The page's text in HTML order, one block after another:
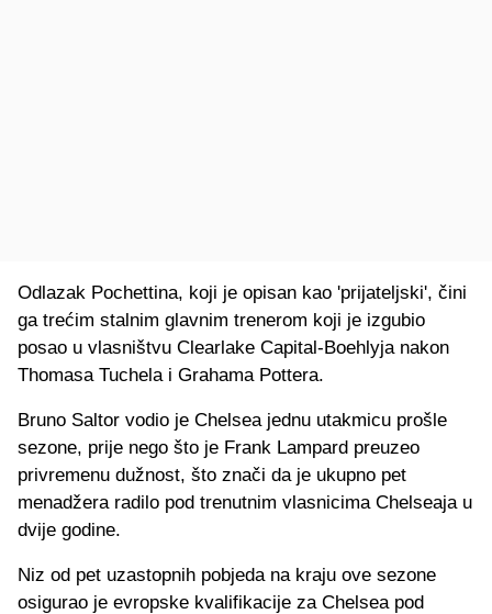
Odlazak Pochettina, koji je opisan kao 'prijateljski', čini
ga trećim stalnim glavnim trenerom koji je izgubio
posao u vlasništvu Clearlake Capital-Boehlyja nakon
Thomasa Tuchela i Grahama Pottera.
Bruno Saltor vodio je Chelsea jednu utakmicu prošle
sezone, prije nego što je Frank Lampard preuzeo
privremenu dužnost, što znači da je ukupno pet
menadžera radilo pod trenutnim vlasnicima Chelseaja u
dvije godine.
Niz od pet uzastopnih pobjeda na kraju ove sezone
osigurao je evropske kvalifikacije za Chelsea pod